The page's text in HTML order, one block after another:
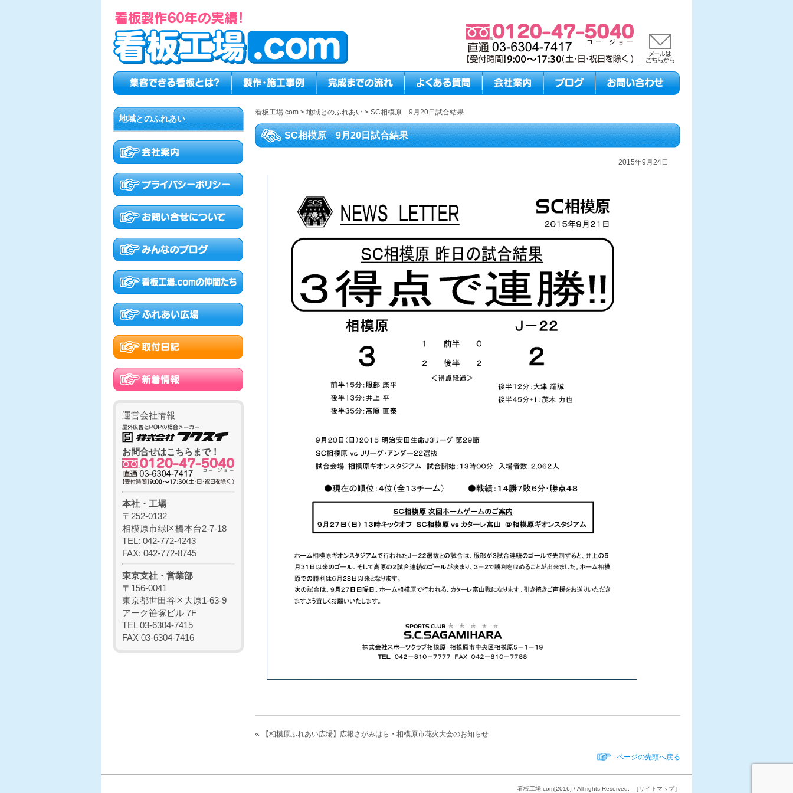
看板工場.com> 地域とのふれあい> SC相模原 9月20日試合結果
SC相模原 9月20日試合結果
2015年9月24日
« 【相模原ふれあい広場】広報さがみはら・相模原市花火大会のお知らせ
ページの先頭へ戻る
地域とのふれあい
運営会社情報
お問合せはこちらまで！
本社・工場
〒252-0132
相模原市緑区橋本台2-7-18
TEL: 042-772-4243
FAX: 042-772-8745
東京支社・営業部
〒156-0041
東京都世田谷区大原1-63-9
アーク笹塚ビル 7F
TEL 03-6304-7415
FAX 03-6304-7416
看板工場.com[2016] / All rights Reserved. ［サイトマップ］